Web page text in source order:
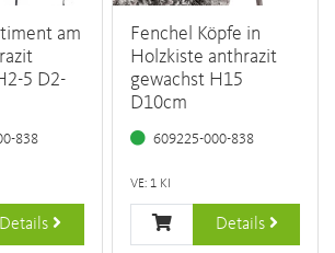
am
5 D2-
838
Details
Fenchel Köpfe in
Holzkiste anthrazit
gewachst H15
D10cm
609225-000-838
VE: 1 KI
Details